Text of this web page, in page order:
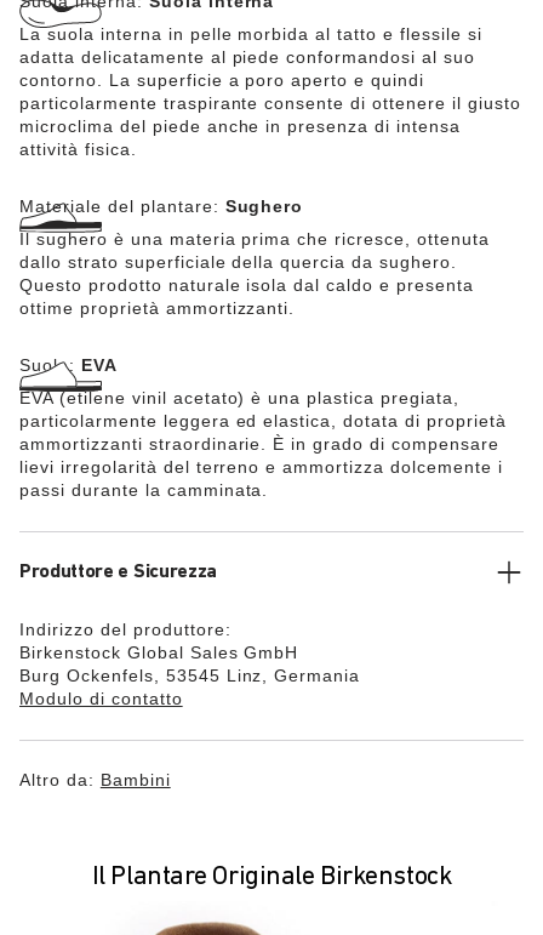
La suola interna in pelle morbida al tatto e flessile si
adatta delicatamente al piede conformandosi al suo
contorno. La superficie a poro aperto e quindi
particolarmente traspirante consente di ottenere il giusto
microclima del piede anche in presenza di intensa
attività fisica.
Materiale del plantare: Sughero
Il sughero è una materia prima che ricresce, ottenuta
dallo strato superficiale della quercia da sughero.
Questo prodotto naturale isola dal caldo e presenta
ottime proprietà ammortizzanti.
Suola: EVA
EVA (etilene vinil acetato) è una plastica pregiata,
particolarmente leggera ed elastica, dotata di proprietà
ammortizzanti straordinarie. È in grado di compensare
lievi irregolarità del terreno e ammortizza dolcemente i
passi durante la camminata.
Produttore e Sicurezza
Indirizzo del produttore:
Birkenstock Global Sales GmbH
Burg Ockenfels, 53545 Linz, Germania
Modulo di contatto
Altro da: Bambini
Il Plantare Originale Birkenstock